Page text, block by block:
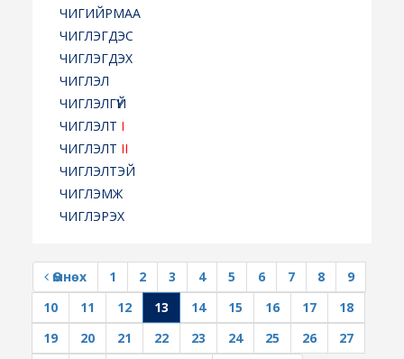
ЧИГИЙРМАА
ЧИГЛЭГДЭС
ЧИГЛЭГДЭХ
ЧИГЛЭЛ
ЧИГЛЭЛГҮЙ
ЧИГЛЭЛТ I
ЧИГЛЭЛТ II
ЧИГЛЭЛТЭЙ
ЧИГЛЭМЖ
ЧИГЛЭРЭХ
Өмнөх 1 2 3 4 5 6 7 8
9
10
11 12 13 14 15 16 17
18
19
20 21 22 23 24 25 26
27